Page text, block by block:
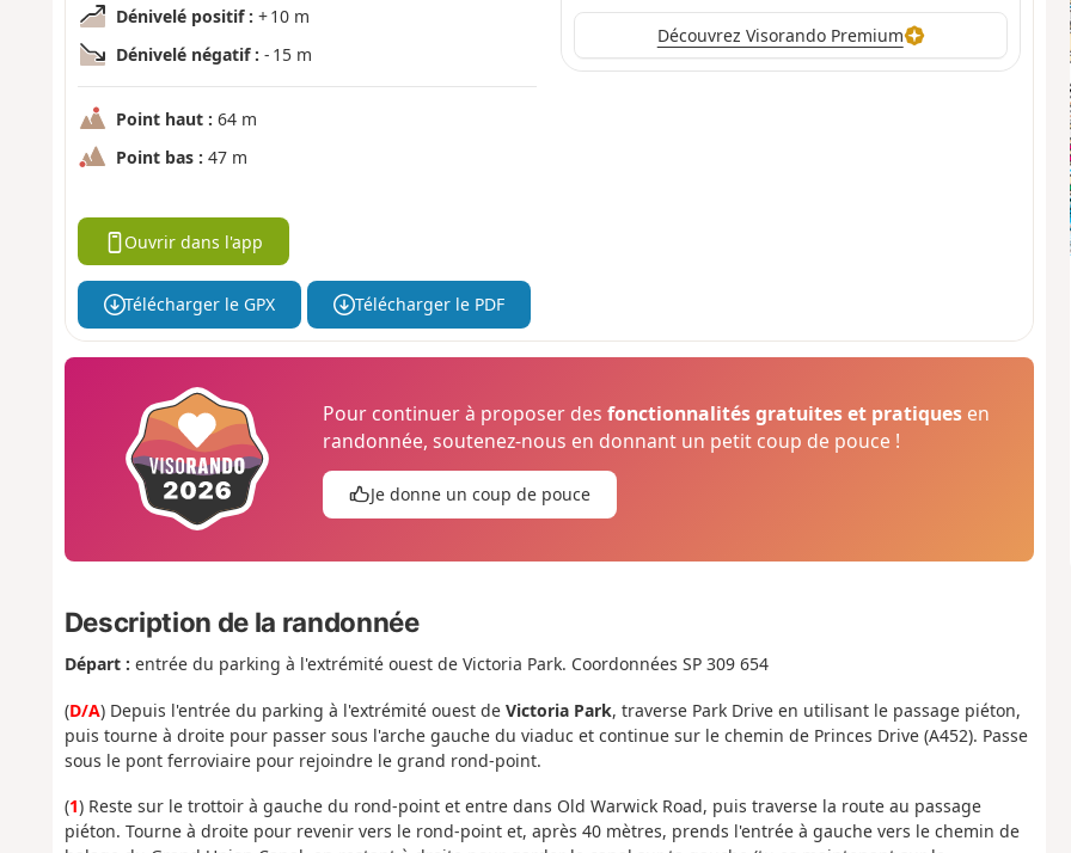
Dénivelé positif : + 10 m
Dénivelé négatif : - 15 m
Point haut : 64 m
Point bas : 47 m
Découvrez Visorando Premium
Ouvrir dans l'app
Télécharger le GPX Télécharger le PDF
Pour continuer à proposer desfonctionnalités gratuites et pratiques en
randonnée, soutenez-nous en donnant un petit coup de pouce !
Je donne un coup de pouce
Description de la randonnée
Départ : entrée du parking à l'extrémité ouest de Victoria Park. Coordonnées SP 309 654
(D/A) Depuis l'entrée du parking à l'extrémité ouest de Victoria Park, traverse Park Drive en utilisant le passage piéton,
puis tourne à droite pour passer sous l'arche gauche du viaduc et continue sur le chemin de Princes Drive (A452). Passe
sous le pont ferroviaire pour rejoindre le grand rond-point.
(1) Reste sur le trottoir à gauche du rond-point et entre dans Old Warwick Road, puis traverse la route au passage
piéton. Tourne à droite pour revenir vers le rond-point et, après 40 mètres, prends l'entrée à gauche vers le chemin de